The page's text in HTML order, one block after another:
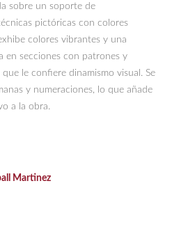
sobre un soporte de
pictóricas con colores
colores vibrantes y una
en secciones con patrones y
le confiere dinamismo visual. Se
y numeraciones, lo que añade
a la obra.
Martinez